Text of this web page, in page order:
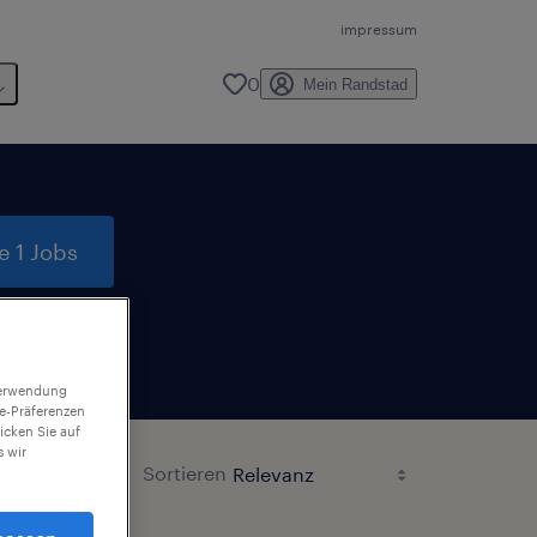
impressum
0 Mein Randstad
1 Jobs
Sortieren
Präferenzen
Sie auf
wir